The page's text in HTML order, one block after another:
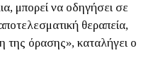
μπορεί να οδηγήσει σε
θεραπεία,
της όρασης», καταλήγει ο